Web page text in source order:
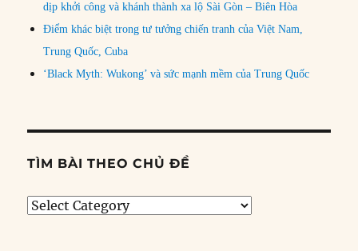
dịp khởi công và khánh thành xa lộ Sài Gòn – Biên Hòa
Điểm khác biệt trong tư tưởng chiến tranh của Việt Nam,
Trung Quốc, Cuba
‘Black Myth: Wukong’ và sức mạnh mềm của Trung Quốc
TÌM BÀI THEO CHỦ ĐỀ
Tìm